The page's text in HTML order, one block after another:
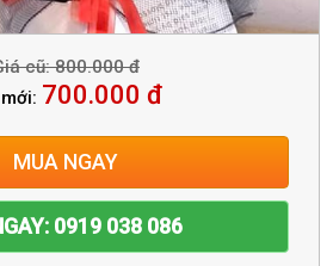
cũ: 800.000 đ
700.000 đ
MUA NGAY
0919 038 086